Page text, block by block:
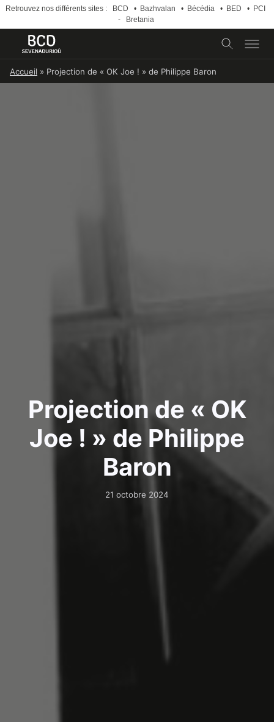
Retrouvez nos différents sites : BCD • Bazhvalan • Bécédia • BED •
PCI
-
Bretania
Accueil » Projection de « OK Joe ! » de Philippe Baron
Projection de « OK
Joe ! » de Philippe
Baron
21 octobre 2024